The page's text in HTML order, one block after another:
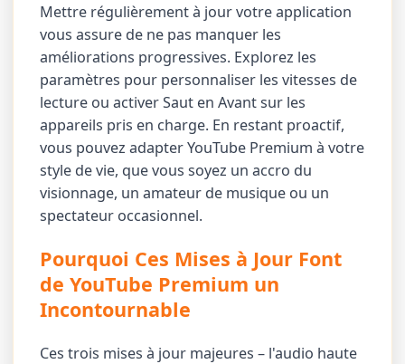
Mettre régulièrement à jour votre application
vous assure de ne pas manquer les
améliorations progressives. Explorez les
paramètres pour personnaliser les vitesses de
lecture ou activer Saut en Avant sur les
appareils pris en charge. En restant proactif,
vous pouvez adapter YouTube Premium à votre
style de vie, que vous soyez un accro du
visionnage, un amateur de musique ou un
spectateur occasionnel.
Pourquoi Ces Mises à Jour Font
de YouTube Premium un
Incontournable
Ces trois mises à jour majeures – l'audio haute